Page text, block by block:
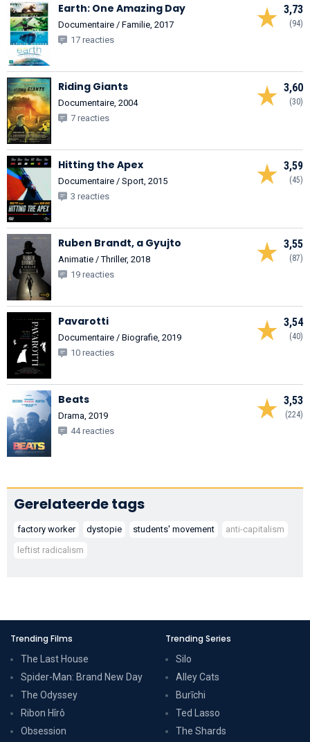
3,73
(94)
Earth: One Amazing Day
Documentaire / Familie, 2017
17 reacties
3,60
(30)
Riding Giants
Documentaire, 2004
7 reacties
3,59
(45)
Hitting the Apex
Documentaire / Sport, 2015
3 reacties
3,55
(87)
Ruben Brandt, a Gyujto
Animatie / Thriller, 2018
19 reacties
3,54
(40)
Pavarotti
Documentaire / Biografie, 2019
10 reacties
3,53
(224)
Beats
Drama, 2019
44 reacties
Gerelateerde tags
factory worker dystopie students' movement
anti-capitalism
leftist radicalism
Trending Films
The Last House
Spider-Man: Brand New Day
The Odyssey
Ribon Hîrô
Obsession
Trending Series
Silo
Alley Cats
Burīchi
Ted Lasso
The Shards